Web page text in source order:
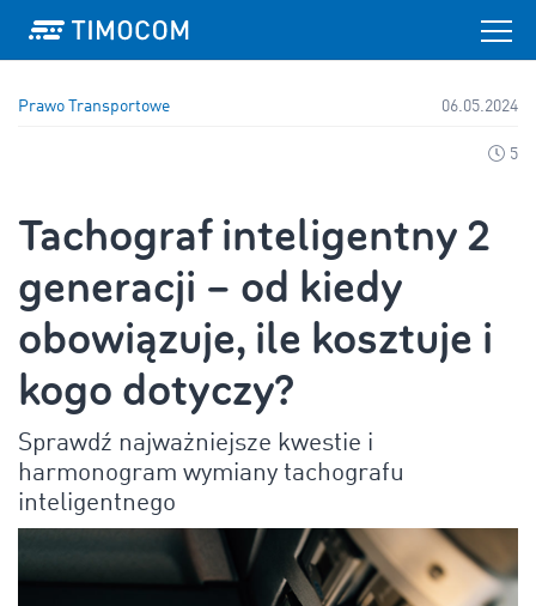
Prawo Transportowe 06.05.2024
5
Tachograf inteligentny 2
generacji – od kiedy
obowiązuje, ile kosztuje i
kogo dotyczy?
Sprawdź najważniejsze kwestie i
harmonogram wymiany tachografu
inteligentnego